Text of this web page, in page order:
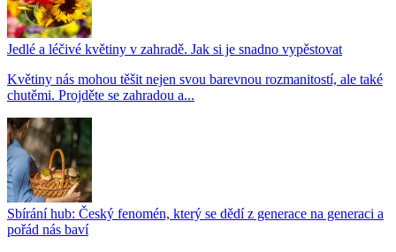
Jedlé a léčivé květiny v zahradě. Jak si je snadno vypěstovat
Květiny nás mohou těšit nejen svou barevnou rozmanitostí, ale také
chutěmi. Projděte se zahradou a...
Sbírání hub: Český fenomén, který se dědí z generace na generaci a
pořád nás baví